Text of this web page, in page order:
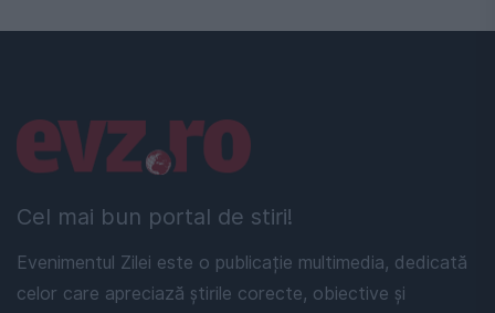
Cel mai bun portal de stiri!
Evenimentul Zilei este o publicație multimedia, dedicată
celor care apreciază știrile corecte, obiective și
Linkuri utile